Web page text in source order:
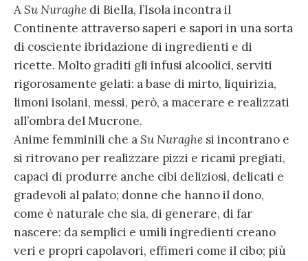
ASu Nuraghe di Biella, l’Isola incontra il
Continente attraverso saperi e sapori in una sorta
di cosciente ibridazione di ingredienti e di
ricette. Molto graditi gli infusi alcoolici, serviti
rigorosamente gelati: a base di mirto, liquirizia,
limoni isolani, messi, però, a macerare e realizzati
all’ombra del Mucrone.
Anime femminili che aSu Nuraghe si incontrano e
si ritrovano per realizzare pizzi e ricami pregiati,
capaci di produrre anche cibi deliziosi, delicati e
gradevoli al palato; donne che hanno il dono,
come è naturale che sia, di generare, di far
nascere: da semplici e umili ingredienti creano
veri e propri capolavori, effimeri come il cibo; più